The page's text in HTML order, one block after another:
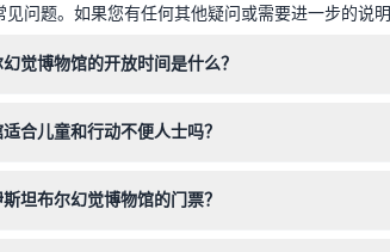
见问题。如果您有任何其他疑问或需要进一步的说
觉博物馆的开放时间是什么？
合儿童和行动不便人士吗？
坦布尔幻觉博物馆的门票？